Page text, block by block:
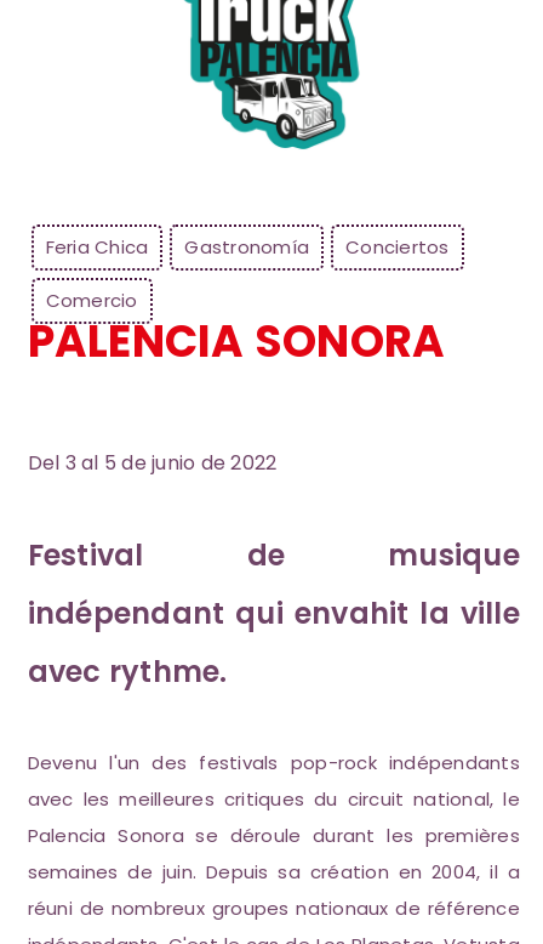
Feria Chica Gastronomía Conciertos
Comercio
PALENCIA SONORA
Del 3 al 5 de junio de 2022
Festival de musique
indépendant qui envahit la ville
avec rythme.
Devenu l'un des festivals pop-rock indépendants
avec les meilleures critiques du circuit national, le
Palencia Sonora se déroule durant les premières
semaines de juin. Depuis sa création en 2004, il a
réuni de nombreux groupes nationaux de référence